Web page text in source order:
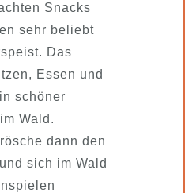
Snacks
sehr beliebt
Das
Essen und
schöner
Wald.
dann den
sich im Wald